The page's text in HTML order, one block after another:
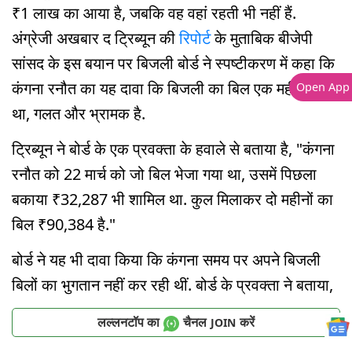
₹1 लाख का आया है, जबकि वह वहां रहती भी नहीं हैं.
अंग्रेजी अखबार द ट्रिब्यून कीरिपोर्टके मुताबिक बीजेपी
सांसद के इस बयान पर बिजली बोर्ड ने स्पष्टीकरण में कहा कि
कंगना रनौत का यह दावा कि बिजली का बिल एक महीने का
था, गलत और भ्रामक है.
ट्रिब्यून ने बोर्ड के एक प्रवक्ता के हवाले से बताया है, "कंगना
रनौत को 22 मार्च को जो बिल भेजा गया था, उसमें पिछला
बकाया ₹32,287 भी शामिल था. कुल मिलाकर दो महीनों का
बिल ₹90,384 है."
बोर्ड ने यह भी दावा किया कि कंगना समय पर अपने बिजली
बिलों का भुगतान नहीं कर रही थीं. बोर्ड के प्रवक्ता ने बताया,
लल्लनटॉप का चैनल JOIN करें
Open App